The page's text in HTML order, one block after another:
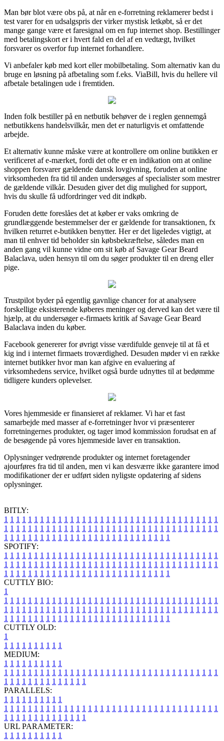
Man bør blot være obs på, at når en e-forretning reklamerer bedst i
test varer for en udsalgspris der virker mystisk letkøbt, så er det
mange gange være et faresignal om en fup internet shop. Bestillinger
med betalingskort er i hvert fald en del af en vedtægt, hvilket
forsvarer os overfor fup internet forhandlere.
Vi anbefaler køb med kort eller mobilbetaling. Som alternativ kan du
bruge en løsning på afbetaling som f.eks. ViaBill, hvis du hellere vil
afbetale betalingen ude i fremtiden.
Inden folk bestiller på en netbutik behøver de i reglen gennemgå
netbutikkens handelsvilkår, men det er naturligvis et omfattende
arbejde.
Et alternativ kunne måske være at kontrollere om online butikken er
verificeret af e-mærket, fordi det ofte er en indikation om at online
shoppen forsvarer gældende dansk lovgivning, foruden at online
virksomheden fra tid til anden undersøges af specialister som mestrer
de gældende vilkår. Desuden giver det dig mulighed for support,
hvis du skulle få udfordringer ved dit indkøb.
Foruden dette foreslåes det at køber er vaks omkring de
grundlæggende bestemmelser der er gældende for transaktionen, fx
hvilken returret e-butikken benytter. Her er det ligeledes vigtigt, at
man til enhver tid beholder sin købsbekræftelse, således man en
anden gang vil kunne vidne om sit køb af Savage Gear Beard
Balaclava, uden hensyn til om du søger produkter til en dreng eller
pige.
Trustpilot byder på egentlig gavnlige chancer for at analysere
forskellige eksisterende køberes meninger og derved kan det være til
hjælp, at du undersøger e-firmaets kritik af Savage Gear Beard
Balaclava inden du køber.
Facebook genererer for øvrigt visse værdifulde genveje til at få et
kig ind i internet firmaets troværdighed. Desuden møder vi en række
internet butikker hvor man kan afgive en evaluering af
virksomhedens service, hvilket også burde udnyttes til at bedømme
tidligere kunders oplevelser.
Vores hjemmeside er finansieret af reklamer. Vi har et fast
samarbejde med masser af e-forretninger hvor vi præsenterer
forretningernes produkter, og tager imod kommission forudsat en af
de besøgende på vores hjemmeside laver en transaktion.
Oplysninger vedrørende produkter og internet foretagender
ajourføres fra tid til anden, men vi kan desværre ikke garantere imod
modifikationer der er udført siden nyligste opdatering af sidens
oplysninger.
BITLY:
1 1 1 1 1 1 1 1 1 1 1 1 1 1 1 1 1 1 1 1 1 1 1 1 1 1 1 1 1 1 1 1 1 1 1 1
1 1 1 1 1 1 1 1 1 1 1 1 1 1 1 1 1 1 1 1 1 1 1 1 1 1 1 1 1 1 1 1 1 1 1 1
1 1 1 1 1 1 1 1 1 1 1 1 1 1 1 1 1 1 1 1 1 1 1 1 1 1 1 1
SPOTIFY:
1 1 1 1 1 1 1 1 1 1 1 1 1 1 1 1 1 1 1 1 1 1 1 1 1 1 1 1 1 1 1 1 1 1 1 1
1 1 1 1 1 1 1 1 1 1 1 1 1 1 1 1 1 1 1 1 1 1 1 1 1 1 1 1 1 1 1 1 1 1 1 1
1 1 1 1 1 1 1 1 1 1 1 1 1 1 1 1 1 1 1 1 1 1 1 1 1 1 1 1
CUTTLY BIO:
1
1 1 1 1 1 1 1 1 1 1 1 1 1 1 1 1 1 1 1 1 1 1 1 1 1 1 1 1 1 1 1 1 1 1 1 1
1 1 1 1 1 1 1 1 1 1 1 1 1 1 1 1 1 1 1 1 1 1 1 1 1 1 1 1 1 1 1 1 1 1 1 1
1 1 1 1 1 1 1 1 1 1 1 1 1 1 1 1 1 1 1 1 1 1 1 1 1 1 1 1
CUTTLY OLD:
1
1 1 1 1 1 1 1 1 1 1
MEDIUM:
1 1 1 1 1 1 1 1 1 1
1 1 1 1 1 1 1 1 1 1 1 1 1 1 1 1 1 1 1 1 1 1 1 1 1 1 1 1 1 1 1 1 1 1 1 1
1 1 1 1 1 1 1 1 1 1 1 1 1 1
PARALLELS:
1 1 1 1 1 1 1 1 1 1
1 1 1 1 1 1 1 1 1 1 1 1 1 1 1 1 1 1 1 1 1 1 1 1 1 1 1 1 1 1 1 1 1 1 1 1
1 1 1 1 1 1 1 1 1 1 1 1 1 1
URL PARAMETER:
1 1 1 1 1 1 1 1 1 1